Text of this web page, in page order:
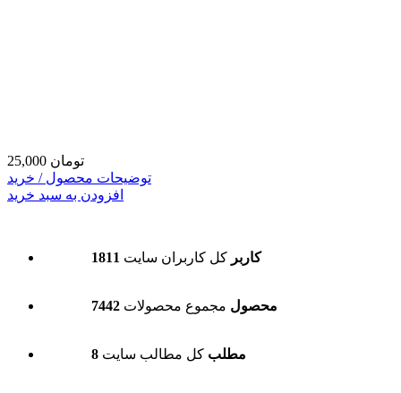
25,000 تومان
توضیحات محصول / خرید
افزودن به سبد خرید
1811 کاربر کل کاربران سایت
7442 محصول مجموع محصولات
8 مطلب کل مطالب سایت